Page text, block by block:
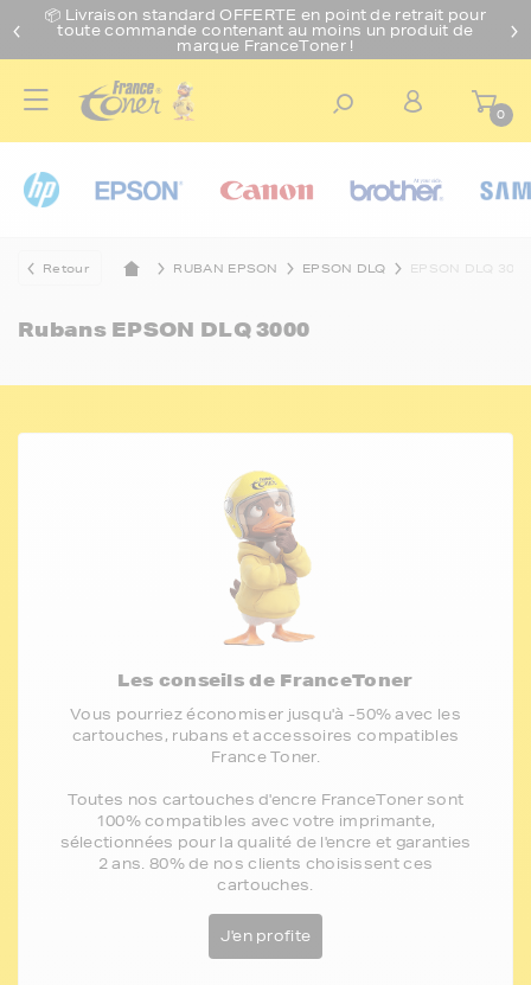
📦 Livraison standard OFFERTE en point de retrait pour
toute commande contenant au moins un produit de
marque FranceToner !
0
Retour RUBAN EPSON EPSON DLQ EPSON DLQ
Rubans EPSON DLQ 3000
Les conseils de FranceToner
Vous pourriez économiser jusqu'à -50% avec les
cartouches, rubans et accessoires compatibles
France Toner.
Toutes nos cartouches d'encre FranceToner sont
100% compatibles avec votre imprimante,
sélectionnées pour la qualité de l'encre et garanties
2 ans. 80% de nos clients choisissent ces
cartouches.
J'en profite